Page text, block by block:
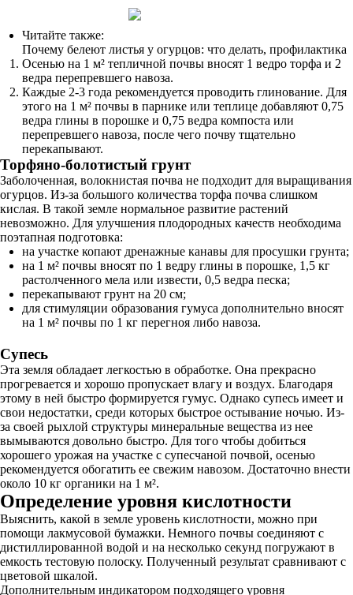
Читайте также:
Почему белеют листья у огурцов: что делать, профилактика
Осенью на 1 м² тепличной почвы вносят 1 ведро торфа и 2
ведра перепревшего навоза.
Каждые 2-3 года рекомендуется проводить глинование. Для
этого на 1 м² почвы в парнике или теплице добавляют 0,75
ведра глины в порошке и 0,75 ведра компоста или
перепревшего навоза, после чего почву тщательно
перекапывают.
Торфяно-болотистый грунт
Заболоченная, волокнистая почва не подходит для выращивания
огурцов. Из-за большого количества торфа почва слишком
кислая. В такой земле нормальное развитие растений
невозможно. Для улучшения плодородных качеств необходима
поэтапная подготовка:
на участке копают дренажные канавы для просушки грунта;
на 1 м² почвы вносят по 1 ведру глины в порошке, 1,5 кг
растолченного мела или извести, 0,5 ведра песка;
перекапывают грунт на 20 см;
для стимуляции образования гумуса дополнительно вносят
на 1 м² почвы по 1 кг перегноя либо навоза.
Супесь
Эта земля обладает легкостью в обработке. Она прекрасно
прогревается и хорошо пропускает влагу и воздух. Благодаря
этому в ней быстро формируется гумус. Однако супесь имеет и
свои недостатки, среди которых быстрое остывание ночью. Из-
за своей рыхлой структуры минеральные вещества из нее
вымываются довольно быстро. Для того чтобы добиться
хорошего урожая на участке с супесчаной почвой, осенью
рекомендуется обогатить ее свежим навозом. Достаточно внести
около 10 кг органики на 1 м².
Определение уровня кислотности
Выяснить, какой в земле уровень кислотности, можно при
помощи лакмусовой бумажки. Немного почвы соединяют с
дистиллированной водой и на несколько секунд погружают в
емкость тестовую полоску. Полученный результат сравнивают с
цветовой шкалой.
Дополнительным индикатором подходящего уровня